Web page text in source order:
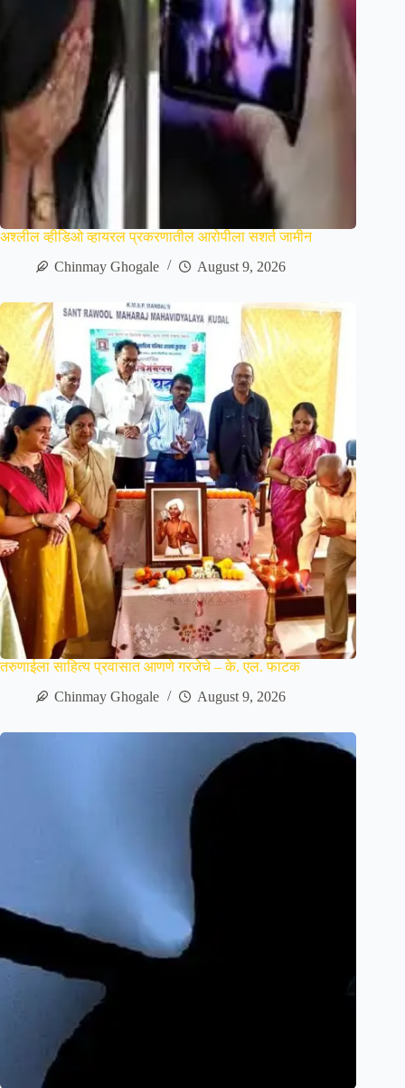
अश्लील व्हीडिओ व्हायरल प्रकरणातील आरोपीला सशर्त जामीन
Chinmay Ghogale
August 9, 2026
तरुणाईला साहित्य प्रवासात आणणे गरजेचे – के. एल. फाटक
Chinmay Ghogale
August 9, 2026